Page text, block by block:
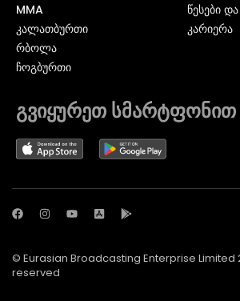
MMA
ᲙᲐᲚᲐᲗᲑᲣᲠᲗᲘ
ᲠᲑᲝᲚᲐ
ᲩᲝᲒᲑᲣᲠᲗᲘ
წესები
კარიერა
გვიყურეთ სმარტფონით
© Eurasian Broadcasting Enterprise Limited
reserved